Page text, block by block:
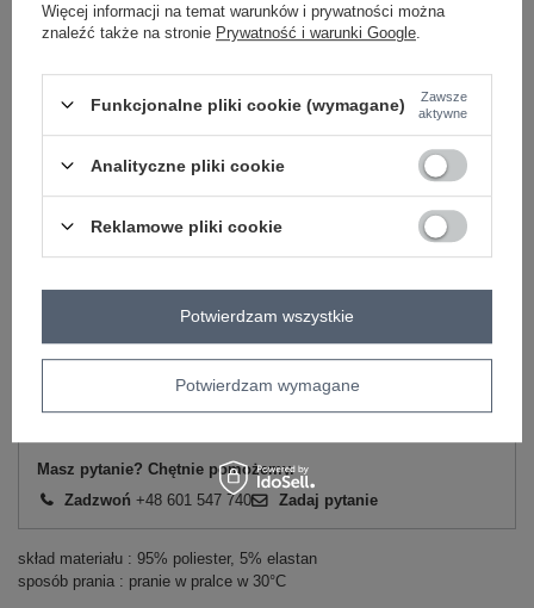
oliwkowy
XL 5906694052989 +
Zobacz wszystkie kolory (+3)
Masz pytanie? Chętnie pomożemy.
Zadzwoń +48 601 547 740 Zadaj pytanie
skład materiału : 95% poliester, 5% elastan
sposób prania : pranie w pralce w 30°C
Więcej informacji na temat warunków i prywatności można
znaleźć także na stronie Prywatność i warunki Google
Funkcjonalne pliki cookie (wymagane)
Zawsze
aktywne
Analityczne pliki cookie
Reklamowe pliki cookie
Potwierdzam wymagane
Potwierdzam wszystkie